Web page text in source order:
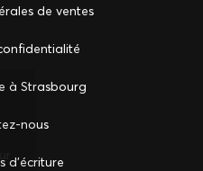
de ventes
à Strasbourg
nous
d'écriture